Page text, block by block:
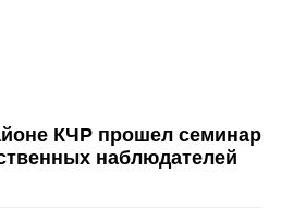
КЧР прошел семинар
наблюдателей